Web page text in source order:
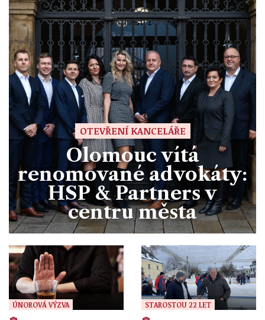
OTEVŘENÍ KANCELÁŘE
Olomouc vítá
renomované advokáty:
HSP & Partners v
centru města
ÚNOROVÁ VÝZVA STAROSTOU 22 LET